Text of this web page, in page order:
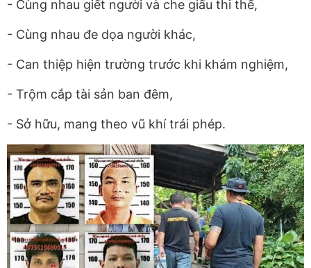
- Cùng nhau giết người và che giấu thi thể,
- Cùng nhau đe dọa người khác,
- Can thiệp hiện trường trước khi khám nghiệm,
- Trộm cắp tài sản ban đêm,
- Sở hữu, mang theo vũ khí trái phép.